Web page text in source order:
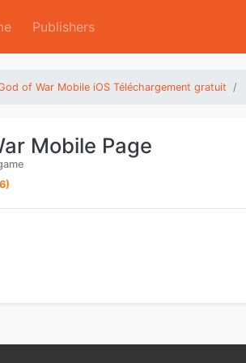
Publishers
of War Mobile iOS Téléchargement gratuit
Mobile Page